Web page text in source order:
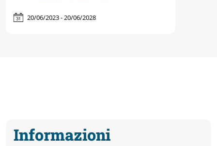
20/06/2023 - 20/06/2028
Informazioni